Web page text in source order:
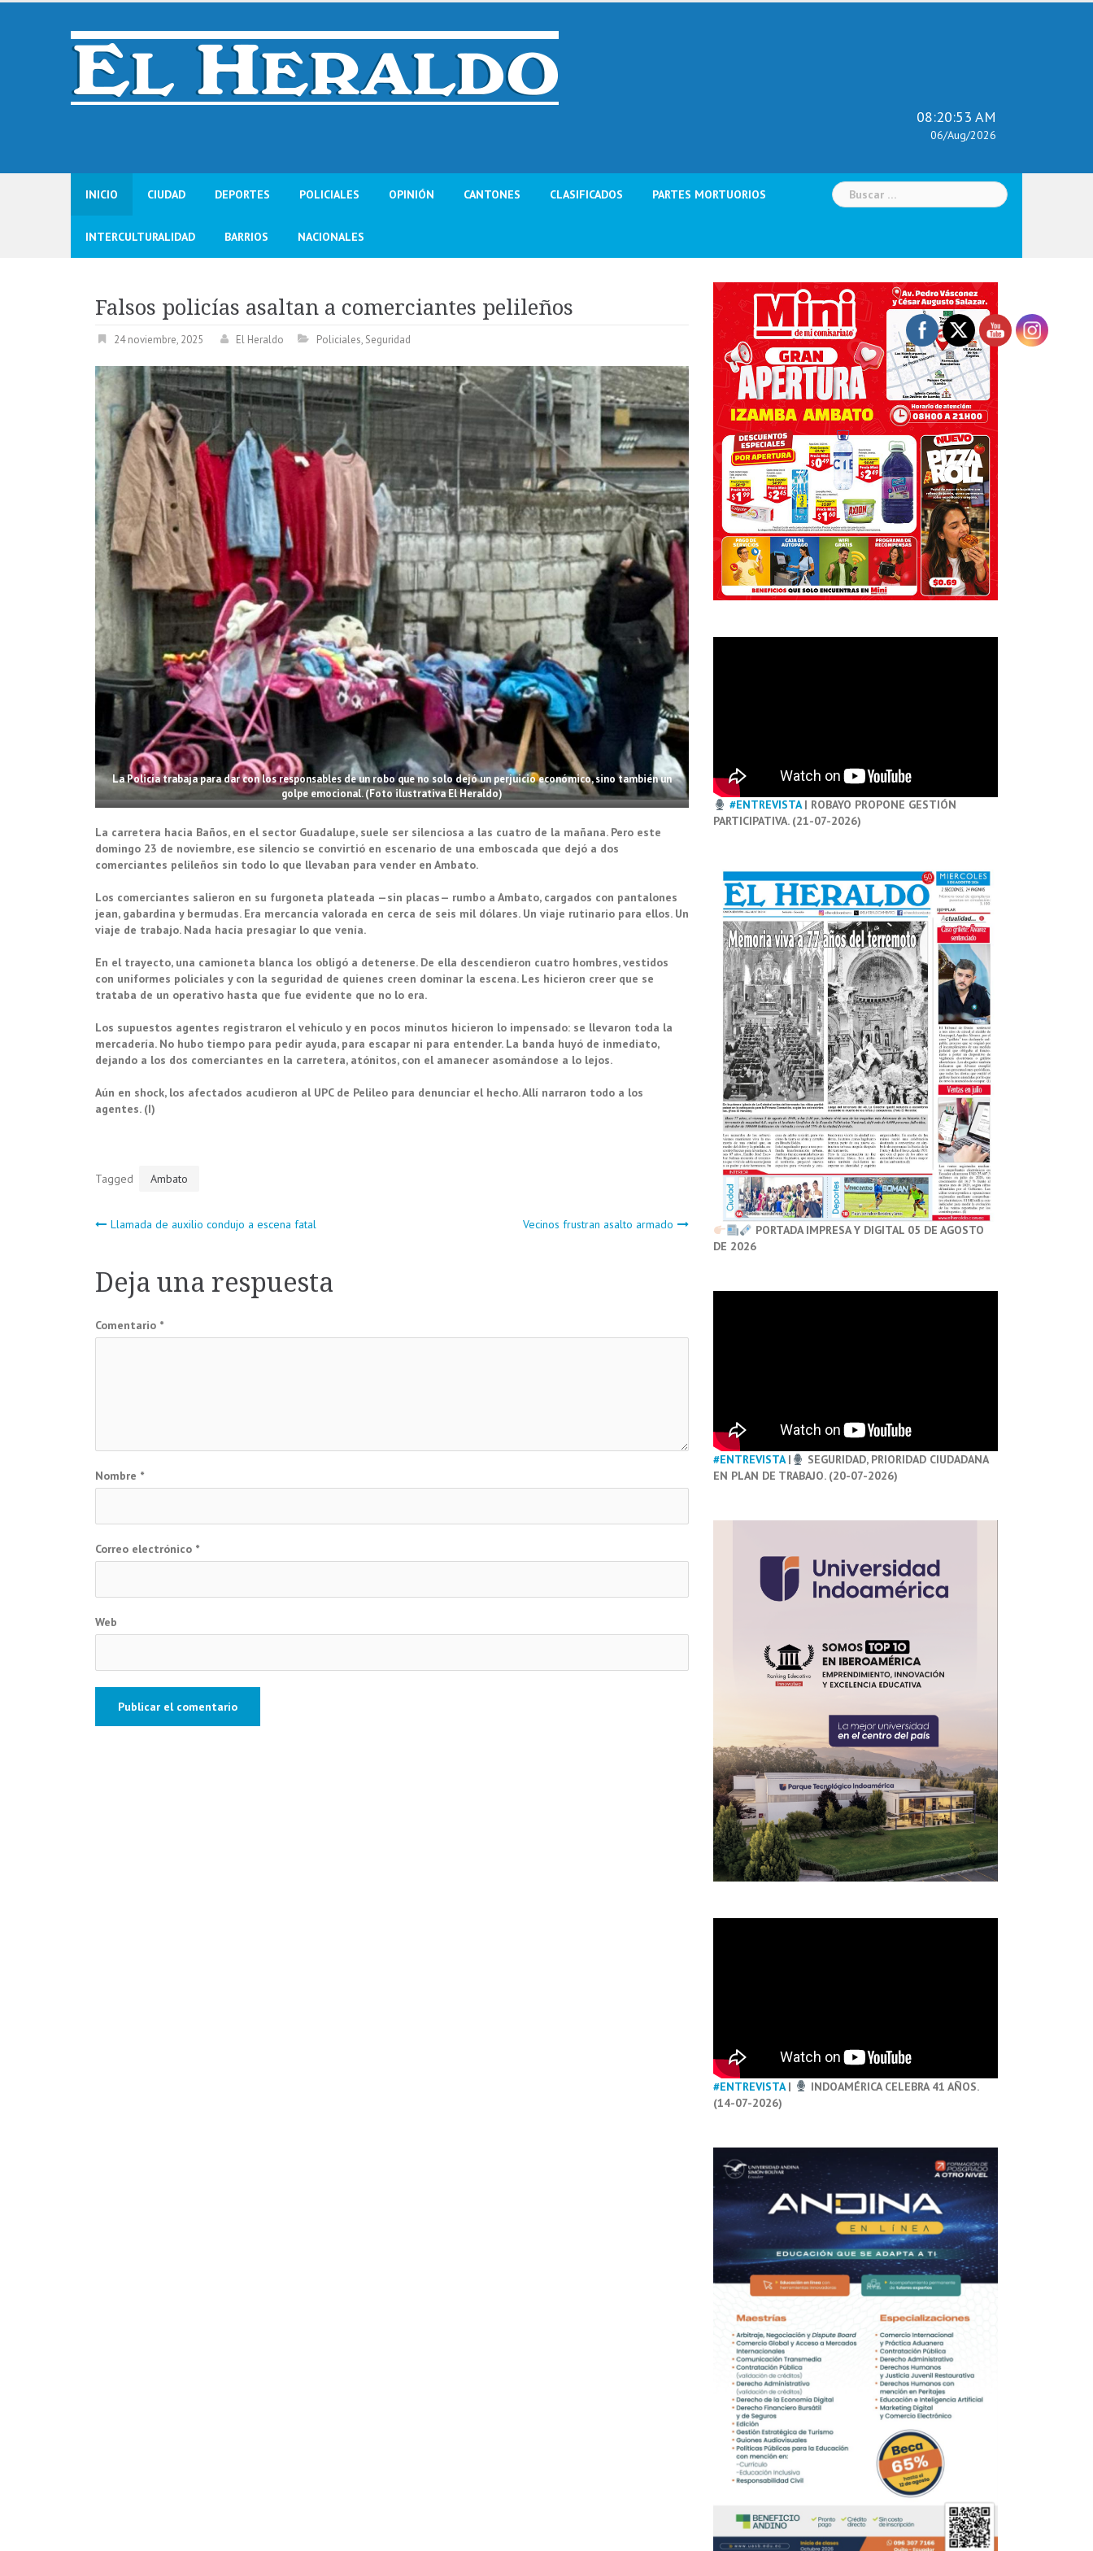
Skip
08:20:55 AM
06/Aug/2026
INICIO CIUDAD DEPORTES POLICIALES OPINIÓN CANTONES CLASIFICADOS PARTES MORTUORIOS
INTERCULTURALIDAD BARRIOS NACIONALES
Buscar:
Falsos policías asaltan a comerciantes pelileños
24 noviembre, 2025 El Heraldo Policiales, Seguridad
La Policía trabaja para dar con los responsables de un robo que no solo dejó un perjuicio económico, sino también un
golpe emocional. (Foto ilustrativa El Heraldo)
La carretera hacia Baños, en el sector Guadalupe, suele ser silenciosa a las cuatro de la mañana. Pero este
domingo 23 de noviembre, ese silencio se convirtió en escenario de una emboscada que dejó a dos
comerciantes pelileños sin todo lo que llevaban para vender en Ambato.
Los comerciantes salieron en su furgoneta plateada —sin placas— rumbo a Ambato, cargados con pantalones
jean, gabardina y bermudas. Era mercancía valorada en cerca de seis mil dólares. Un viaje rutinario para ellos. Un
viaje de trabajo. Nada hacía presagiar lo que venía.
En el trayecto, una camioneta blanca los obligó a detenerse. De ella descendieron cuatro hombres, vestidos
con uniformes policiales y con la seguridad de quienes creen dominar la escena. Les hicieron creer que se
trataba de un operativo hasta que fue evidente que no lo era.
Los supuestos agentes registraron el vehículo y en pocos minutos hicieron lo impensado: se llevaron toda la
mercadería. No hubo tiempo para pedir ayuda, para escapar ni para entender. La banda huyó de inmediato,
dejando a los dos comerciantes en la carretera, atónitos, con el amanecer asomándose a lo lejos.
Aún en shock, los afectados acudieron al UPC de Pelileo para denunciar el hecho. Allí narraron todo a los
agentes. (I)
Tagged Ambato
Navegación
de
entradas
Llamada de auxilio condujo a escena fatal Vecinos frustran asalto armado
Deja una respuesta
Comentario *
Nombre *
Correo electrónico *
Web
#ENTREVISTA| ROBAYO PROPONE GESTIÓN
PARTICIPATIVA. (21-07-2026)
PORTADA IMPRESA Y DIGITAL 05 DE AGOSTO
DE 2026
#ENTREVISTA|
SEGURIDAD, PRIORIDAD CIUDADANA
EN PLAN DE TRABAJO. (20-07-2026)
#ENTREVISTA|
INDOAMÉRICA CELEBRA 41 AÑOS.
(14-07-2026)